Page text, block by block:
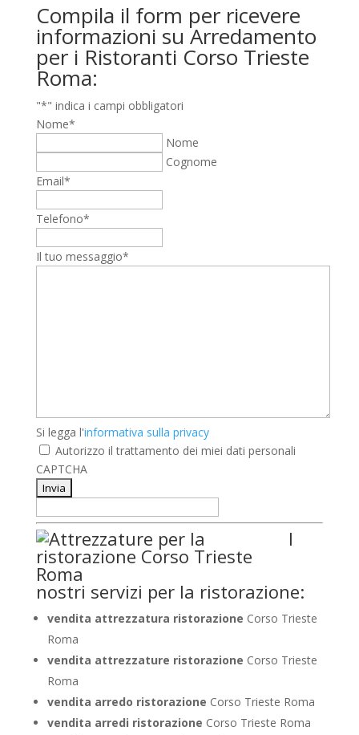
Compila il form per ricevere
informazioni su Arredamento
per i Ristoranti Corso Trieste
Roma:
"*" indica i campi obbligatori
Nome*
Nome
Cognome
Email*
Telefono*
Il tuo messaggio*
Si
legga
l'informativa
sulla
Si legga l'informativa sulla privacy
Autorizzo il trattamento dei miei dati personali
CAPTCHA
I
nostri servizi per la ristorazione:
vendita attrezzatura ristorazione Corso Trieste
Roma
vendita attrezzature ristorazione Corso Trieste
Roma
vendita arredo ristorazione Corso Trieste Roma
vendita arredi ristorazione Corso Trieste Roma